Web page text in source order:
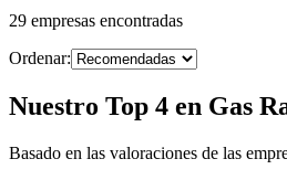
29 empresas encontradas
Ordenar:
Nuestro Top 4 en Gas
Basado en las valoraciones de las